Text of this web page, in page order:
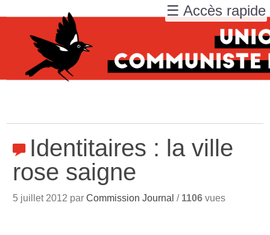
Identitaires : la ville
rose saigne
5 juillet 2012 parCommission Journal / 1106 vues
☰ Accès rapide